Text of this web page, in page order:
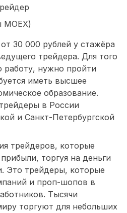
30 000 рублей у стажёра
трейдера. Для того
работу, нужно пройти
иметь высшее
образование.
в России
и Санкт-Петербургской
трейдеров, которые
торгуя на деньги
Это трейдеры, которые
и проп-шопов в
Тысячи
торгуют для небольших